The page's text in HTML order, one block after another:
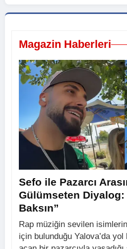
Magazin Haberleri
Sefo ile Pazarcı
Gülümseten Diyalog:
Baksın”
Rap müziğin sevilen
için bulunduğu Yalova’da yol